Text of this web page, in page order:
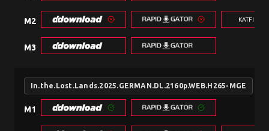
M2
M3
In.the.Lost.Lands.2025.GERMAN.DL.2160p.WEB.H265-MGE
M1